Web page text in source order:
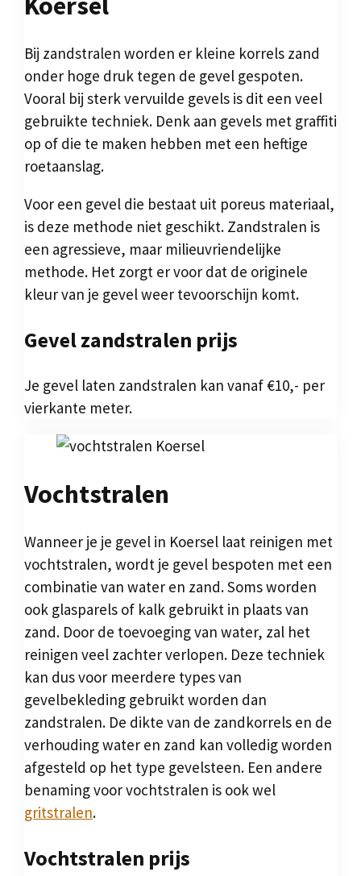
Bij zandstralen worden er kleine korrels zand
onder hoge druk tegen de gevel gespoten.
Vooral bij sterk vervuilde gevels is dit een veel
gebruikte techniek. Denk aan gevels met graffiti
op of die te maken hebben met een heftige
roetaanslag.
Voor een gevel die bestaat uit poreus materiaal,
is deze methode niet geschikt. Zandstralen is
een agressieve, maar milieuvriendelijke
methode. Het zorgt er voor dat de originele
kleur van je gevel weer tevoorschijn komt.
Gevel zandstralen prijs
Je gevel laten zandstralen kan vanaf €10,- per
vierkante meter.
Vochtstralen
Wanneer je je gevel in Koersel laat reinigen met
vochtstralen, wordt je gevel bespoten met een
combinatie van water en zand. Soms worden
ook glasparels of kalk gebruikt in plaats van
zand. Door de toevoeging van water, zal het
reinigen veel zachter verlopen. Deze techniek
kan dus voor meerdere types van
gevelbekleding gebruikt worden dan
zandstralen. De dikte van de zandkorrels en de
verhouding water en zand kan volledig worden
afgesteld op het type gevelsteen. Een andere
benaming voor vochtstralen is ook wel
gritstralen.
Vochtstralen prijs